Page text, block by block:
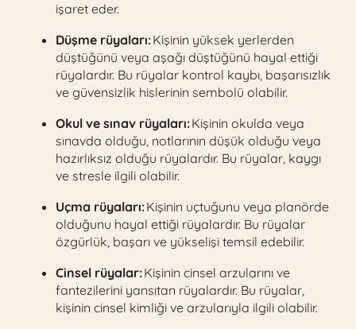
işaret eder.
Düşme rüyaları:Kişinin yüksek yerlerden
düştüğünü veya aşağı düştüğünü hayal ettiği
rüyalardır. Bu rüyalar kontrol kaybı, başarısızlık
ve güvensizlik hislerinin sembolü olabilir.
Okul ve sınav rüyaları:Kişinin okulda veya
sınavda olduğu, notlarının düşük olduğu veya
hazırlıksız olduğu rüyalardır. Bu rüyalar, kaygı
ve stresle ilgili olabilir.
Uçma rüyaları:Kişinin uçtuğunu veya planörde
olduğunu hayal ettiği rüyalardır. Bu rüyalar
özgürlük, başarı ve yükselişi temsil edebilir.
Cinsel rüyalar:Kişinin cinsel arzularını ve
fantezilerini yansıtan rüyalardır. Bu rüyalar,
kişinin cinsel kimliği ve arzularıyla ilgili olabilir.